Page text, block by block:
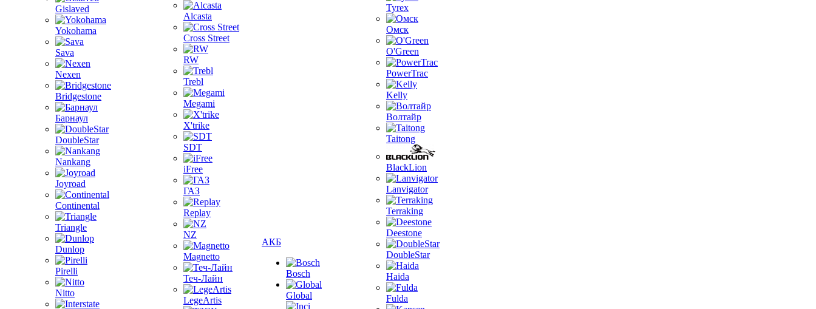
Gislaved
Yokohama
Sava
Nexen
Bridgestone
Барнаул
DoubleStar
Nankang
Joyroad
Continental
Triangle
Dunlop
Pirelli
Nitto
Alcasta
Cross Street
RW
Trebl
Megami
X'trike
SDT
iFree
ГАЗ
Replay
NZ
Magnetto
Теч-Лайн
LegeArtis
АКБ
Bosch
Global
Tyrex
Омск
O'Green
PowerTrac
Kelly
Волтайр
Taitong
BlackLion
Lanvigator
Terraking
Deestone
DoubleStar
Haida
Fulda